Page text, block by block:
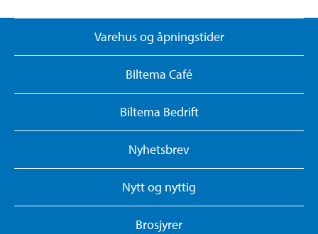
Varehus og åpningstider
Biltema Café
Biltema Bedrift
Nyhetsbrev
Nytt og nyttig
Brosjyrer